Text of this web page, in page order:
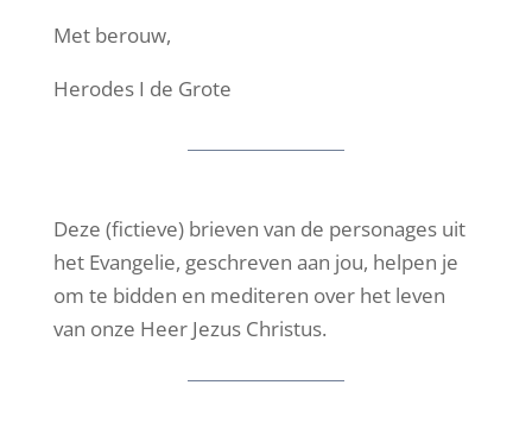
Met berouw,
Herodes I de Grote
Deze (fictieve) brieven van de personages uit
het Evangelie, geschreven aan jou, helpen je
om te bidden en mediteren over het leven
van onze Heer Jezus Christus.